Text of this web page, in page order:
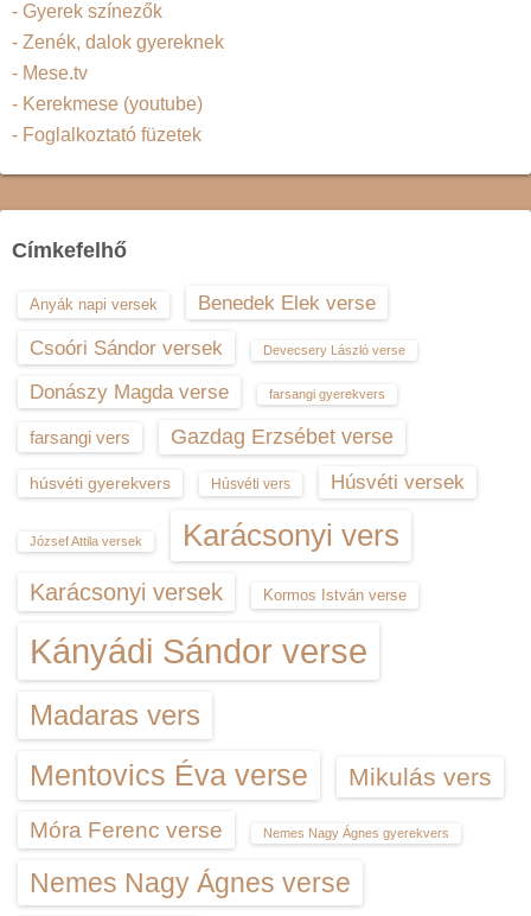
- Gyerek színezők
- Zenék, dalok gyereknek
- Mese.tv
- Kerekmese (youtube)
- Foglalkoztató füzetek
Címkefelhő
Anyák napi versek
Benedek Elek verse
Csoóri Sándor versek
Devecsery László verse
Donászy Magda verse farsangi gyerekvers
farsangi vers Gazdag Erzsébet verse
húsvéti gyerekvers Húsvéti vers Húsvéti versek
József Attila versek Karácsonyi vers
Karácsonyi versek Kormos István verse
Kányádi Sándor verse
Madaras vers
Mentovics Éva verse Mikulás vers
Móra Ferenc verse Nemes Nagy Ágnes gyerekvers
Nemes Nagy Ágnes verse